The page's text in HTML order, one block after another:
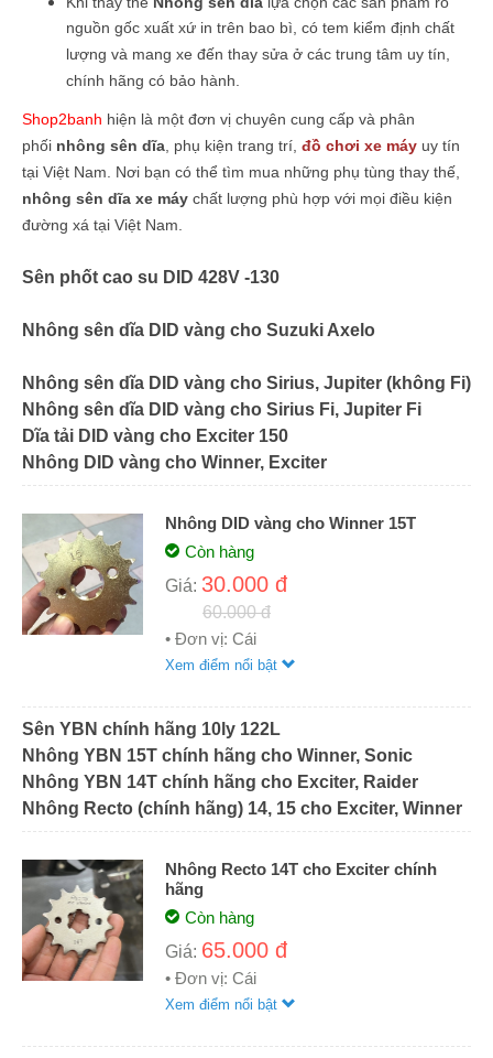
nguồn gốc xuất xứ in trên bao bì, có tem kiểm định chất
lượng và mang xe đến thay sửa ở các trung tâm uy tín,
chính hãng có bảo hành.
Shop2banh hiện là một đơn vị chuyên cung cấp và phân
phối nhông sên dĩa , phụ kiện trang trí, đồ chơi xe máy uy tín
tại Việt Nam. Nơi bạn có thể tìm mua những phụ tùng thay thế,
nhông sên dĩa xe máy chất lượng phù hợp với mọi điều kiện
đường xá tại Việt Nam.
Sên phốt cao su DID 428V -130
Nhông sên dĩa DID vàng cho Suzuki Axelo
Nhông sên dĩa DID vàng cho Sirius, Jupiter (không Fi)
Nhông sên dĩa DID vàng cho Sirius Fi, Jupiter Fi
Dĩa tải DID vàng cho Exciter 150
Nhông DID vàng cho Winner, Exciter
Nhông DID vàng cho Winner 15T
Còn hàng
Giá: 30.000 đ
60.000 đ
• Đơn vị: Cái
Xem điểm nổi bật
Sên YBN chính hãng 10ly 122L
Nhông YBN 15T chính hãng cho Winner, Sonic
Nhông YBN 14T chính hãng cho Exciter, Raider
Nhông Recto (chính hãng) 14, 15 cho Exciter, Winner
Nhông Recto 14T cho Exciter chính
hãng
Còn hàng
Giá: 65.000 đ
• Đơn vị: Cái
Xem điểm nổi bật